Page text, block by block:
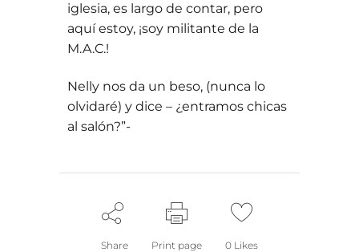
iglesia, es largo de contar, pero
aquí estoy, ¡soy militante de la
M.A.C.!
Nelly nos da un beso, (nunca lo
olvidaré) y dice – ¿entramos chicas
al salón?”-
Share Print page 0 Likes